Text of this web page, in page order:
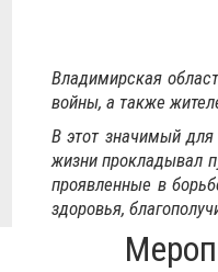
Владимирская
войны, а также
В этот значимый
жизни прокладывал
проявленные в
здоровья,